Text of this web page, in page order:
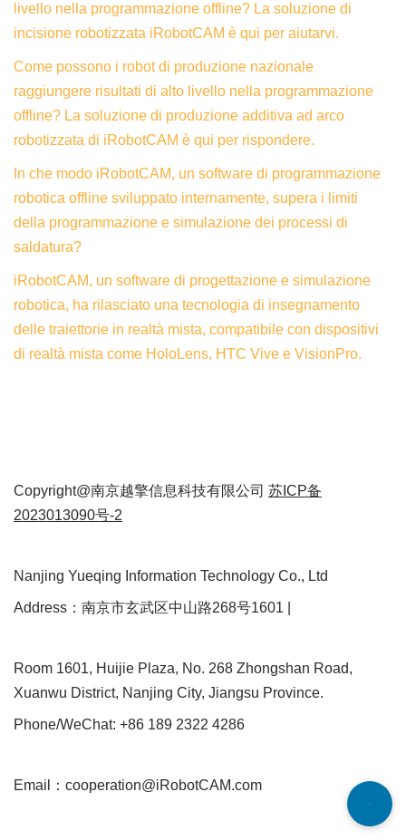
livello nella programmazione offline? La soluzione di
incisione robotizzata iRobotCAM è qui per aiutarvi.
Come possono i robot di produzione nazionale
raggiungere risultati di alto livello nella programmazione
offline? La soluzione di produzione additiva ad arco
robotizzata di iRobotCAM è qui per rispondere.
In che modo iRobotCAM, un software di programmazione
robotica offline sviluppato internamente, supera i limiti
della programmazione e simulazione dei processi di
saldatura?
iRobotCAM, un software di progettazione e simulazione
robotica, ha rilasciato una tecnologia di insegnamento
delle traiettorie in realtà mista, compatibile con dispositivi
di realtà mista come HoloLens, HTC Vive e VisionPro.
Copyright@南京越擎信息科技有限公司 苏ICP备
2023013090号-2
Nanjing Yueqing Information Technology Co., Ltd
Address：南京市玄武区中山路268号1601 |
Room 1601, Huijie Plaza, No. 268 Zhongshan Road,
Xuanwu District, Nanjing City, Jiangsu Province.
Phone/WeChat: +86 189 2322 4286
Email：cooperation@iRobotCAM.com